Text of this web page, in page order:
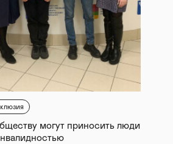
могут приносить люди